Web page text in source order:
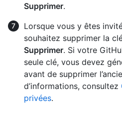
Supprimer.
Lorsque vous y êtes
souhaitez supprimer la
Supprimer. Si votre
seule clé, vous devez
avant de supprimer
d’informations, consultez
privées.